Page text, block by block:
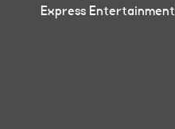
Express Entertainment